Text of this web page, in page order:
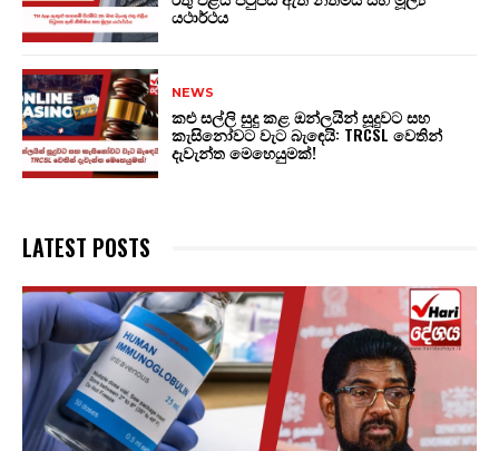
යථාර්ථය
NEWS
කළු සල්ලි සුදු කළ ඔන්ලයින් සූදුවට සහ
කැසිනෝවට වැට බැඳෙයි: TRCSL වෙතින්
දැවැන්ත මෙහෙයුමක්!
LATEST POSTS